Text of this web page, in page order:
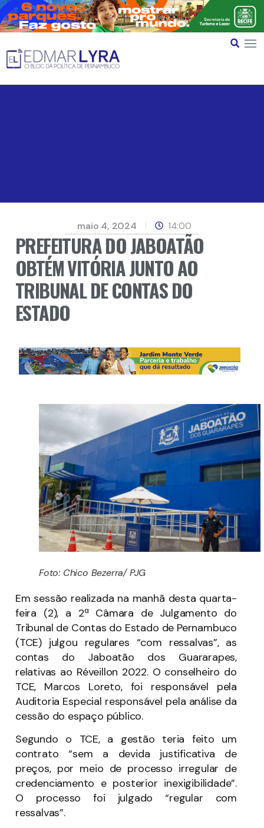
maio 4, 2024 14:00
PREFEITURA DO JABOATÃO
OBTÉM VITÓRIA JUNTO AO
TRIBUNAL DE CONTAS DO
ESTADO
Foto: Chico Bezerra/ PJG
Em sessão realizada na manhã desta quarta-
feira (2), a 2ª Câmara de Julgamento do
Tribunal de Contas do Estado de Pernambuco
(TCE) julgou regulares “com ressalvas”, as
contas do Jaboatão dos Guararapes,
relativas ao Réveillon 2022. O conselheiro do
TCE, Marcos Loreto, foi responsável pela
Auditoria Especial responsável pela análise da
cessão do espaço público.
Segundo o TCE, a gestão teria feito um
contrato “sem a devida justificativa de
preços, por meio de processo irregular de
credenciamento e posterior inexigibilidade”.
O processo foi julgado “regular com
ressalvas”.